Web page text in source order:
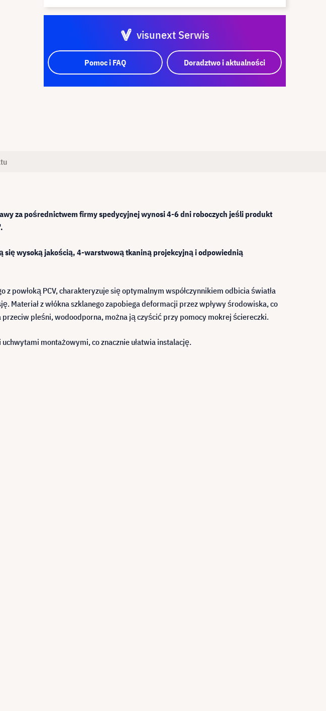
visunext Serwis
Pomoc i FAQ Doradztwo i aktualności
za pośrednictwem firmy spedycyjnej wynosi 4-6 dni roboczych jeśli produkt
się wysoką jakością, 4-warstwową tkaniną projekcyjną i odpowiednią
powłoką PCV, charakteryzuje się optymalnym współczynnikiem odbicia światła
z włókna szklanego zapobiega deformacji przez wpływy środowiska, co
pleśni, wodoodporna, można ją czyścić przy pomocy mokrej ściereczki.
montażowymi, co znacznie ułatwia instalację.